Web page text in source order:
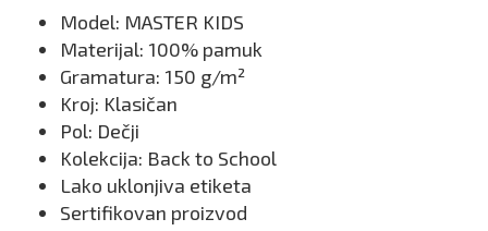
Model: MASTER KIDS
Materijal: 100% pamuk
Gramatura: 150 g/m²
Kroj: Klasičan
Pol: Dečji
Kolekcija: Back to School
Lako uklonjiva etiketa
Sertifikovan proizvod